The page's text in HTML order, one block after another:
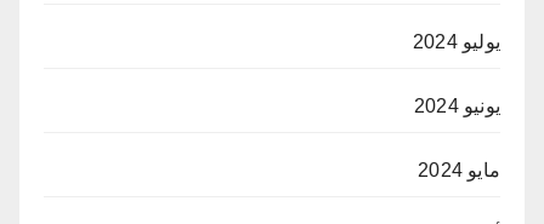
يوليو 2024
يونيو 2024
مايو 2024